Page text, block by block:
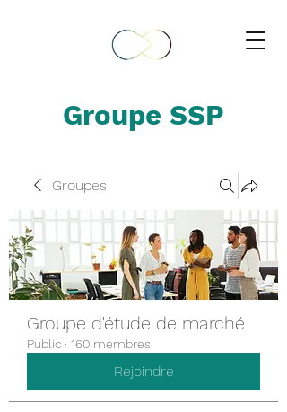
Groupe SSP
Groupes
Groupe d'étude de marché
Public · 160 membres
Rejoindre